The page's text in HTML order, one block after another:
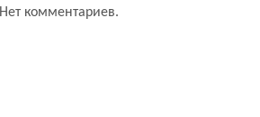
Нет комментариев.